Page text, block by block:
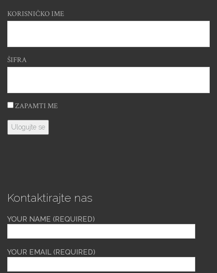
KORISNIČKO IME
ŠIFRA
ZAPAMTI ME
Kontaktirajte nas
YOUR NAME (REQUIRED)
YOUR EMAIL (REQUIRED)